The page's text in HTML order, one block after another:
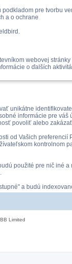
pre tvorbu
a o ochrane
webovej
o ďalších
unikátne
informácie pre
povoliť alebo
od Vašich
kontrolnom
použité pre nič iné
a budú
Limited